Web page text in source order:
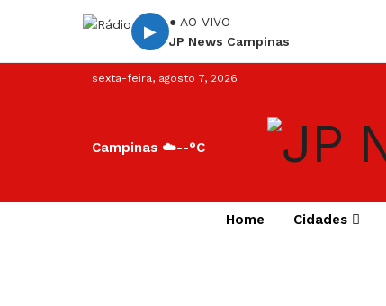
▶
● AO VIVO
JP News Campinas
sexta-feira, agosto 7, 2026
Campinas ☁️--°C
Home Cidades